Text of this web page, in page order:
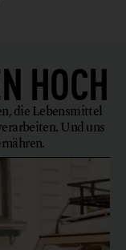
HOCH
die Lebensmittel
Und uns